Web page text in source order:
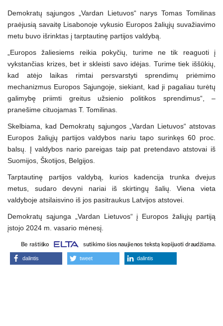
Demokratų sąjungos „Vardan Lietuvos“ narys Tomas Tomilinas
praėjusią savaitę Lisabonoje vykusio Europos žaliųjų suvažiavimo
metu buvo išrinktas į tarptautinę partijos valdybą.
„Europos žaliesiems reikia pokyčių, turime ne tik reaguoti į
vykstančias krizes, bet ir skleisti savo idėjas. Turime tiek iššūkių,
kad atėjo laikas rimtai persvarstyti sprendimų priėmimo
mechanizmus Europos Sąjungoje, siekiant, kad ji pagaliau turėtų
galimybę priimti greitus užsienio politikos sprendimus“, –
pranešime cituojamas T. Tomilinas.
Skelbiama, kad Demokratų sąjungos „Vardan Lietuvos“ atstovas
Europos žaliųjų partijos valdybos nariu tapo surinkęs 60 proc.
balsų. Į valdybos nario pareigas taip pat pretendavo atstovai iš
Suomijos, Škotijos, Belgijos.
Tarptautinę partijos valdybą, kurios kadencija trunka dvejus
metus, sudaro devyni nariai iš skirtingų šalių. Viena vieta
valdyboje atsilaisvino iš jos pasitraukus Latvijos atstovei.
Demokratų sąjunga „Vardan Lietuvos“ į Europos žaliųjų partiją
įstojo 2024 m. vasario mėnesį.
dalintis tweet dalintis